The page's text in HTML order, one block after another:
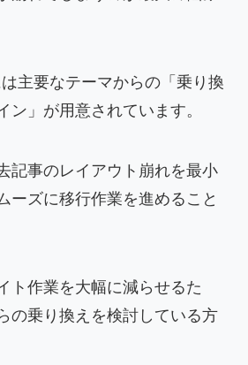
主要なテーマからの「乗り換
ン」が用意されています。
記事のレイアウト崩れを最小
ーズに移行作業を進めること
ト作業を大幅に減らせるた
の乗り換えを検討している方